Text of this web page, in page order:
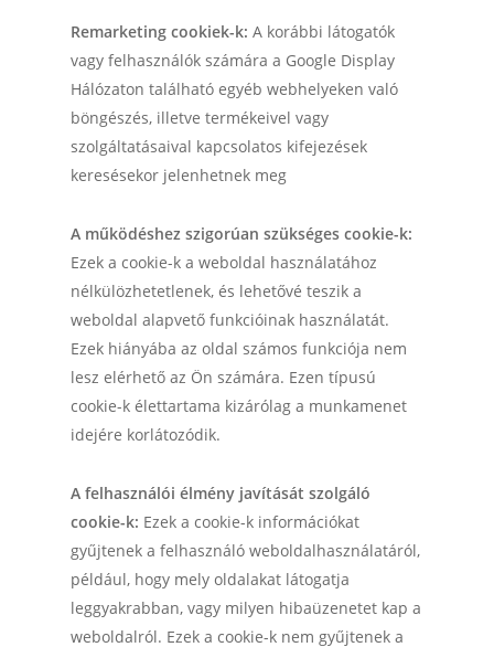
Remarketing cookiek-k: A korábbi látogatók
vagy felhasználók számára a Google Display
Hálózaton található egyéb webhelyeken való
böngészés, illetve termékeivel vagy
szolgáltatásaival kapcsolatos kifejezések
keresésekor jelenhetnek meg
A működéshez szigorúan szükséges cookie-k:
Ezek a cookie-k a weboldal használatához
nélkülözhetetlenek, és lehetővé teszik a
weboldal alapvető funkcióinak használatát.
Ezek hiányába az oldal számos funkciója nem
lesz elérhető az Ön számára. Ezen típusú
cookie-k élettartama kizárólag a munkamenet
idejére korlátozódik.
A felhasználói élmény javítását szolgáló
cookie-k: Ezek a cookie-k információkat
gyűjtenek a felhasználó weboldalhasználatáról,
például, hogy mely oldalakat látogatja
leggyakrabban, vagy milyen hibaüzenetet kap a
weboldalról. Ezek a cookie-k nem gyűjtenek a